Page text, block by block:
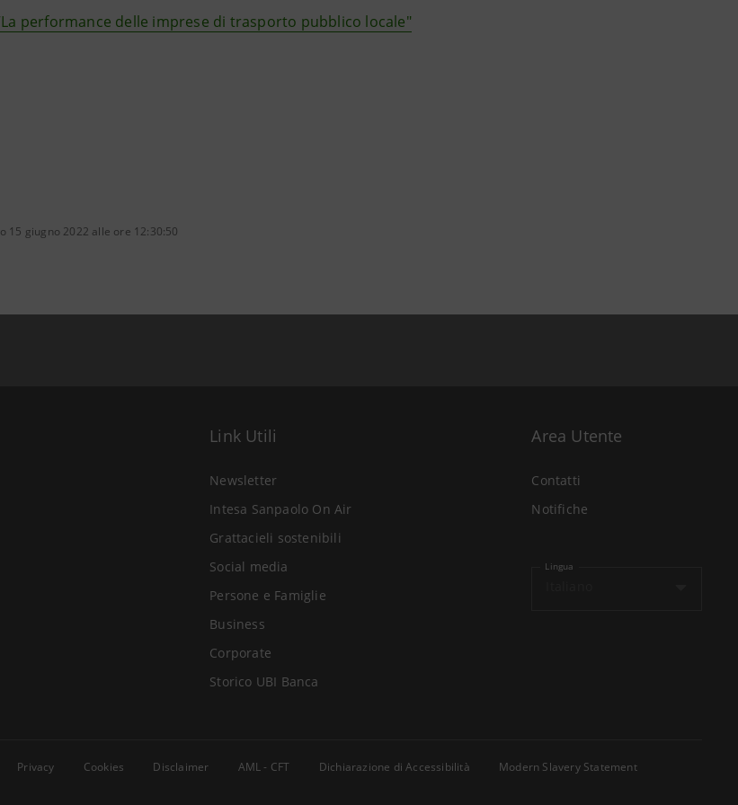
performance delle imprese di trasporto pubblico locale"
15 giugno 2022 alle ore 12:30:50
Link Utili
Newsletter
Intesa Sanpaolo On Air
Grattacieli sostenibili
Social media
Persone e Famiglie
Business
Corporate
Storico UBI Banca
Area Utente
Contatti
Notifiche
Lingua
Privacy Cookies Disclaimer AML - CFT Dichiarazione di Accessibilità
Modern Slavery Statement